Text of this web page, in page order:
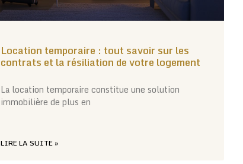
Location temporaire : tout savoir sur les
contrats et la résiliation de votre logement
La location temporaire constitue une solution
immobilière de plus en
LIRE LA SUITE »